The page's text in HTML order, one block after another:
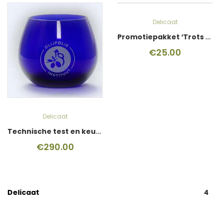
Delicaat
Technische test en keurmerk
€290.00
Delicaat
Promotiepakket ‘Trots op je keurmerk’
€25.00
Delicaat 4